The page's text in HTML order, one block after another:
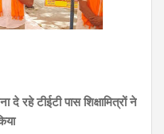
रहे टीईटी पास शिक्षामित्रों ने